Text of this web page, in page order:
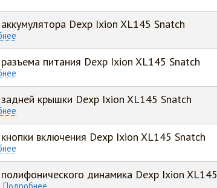
Dexp Ixion XL145 Snatch
питания Dexp Ixion XL145 Snatch
крышки Dexp Ixion XL145 Snatch
включения Dexp Ixion XL145 Snatch
динамика Dexp Ixion XL145